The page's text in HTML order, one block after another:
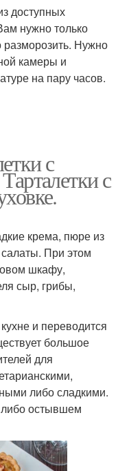
доступных
нужно только
разморозить. Нужно
камеры и
на пару часов.
с
с
крема, пюре из
При этом
шкафу,
сыр, грибы,
и переводится
большое
для
либо сладкими.
либо остывшем